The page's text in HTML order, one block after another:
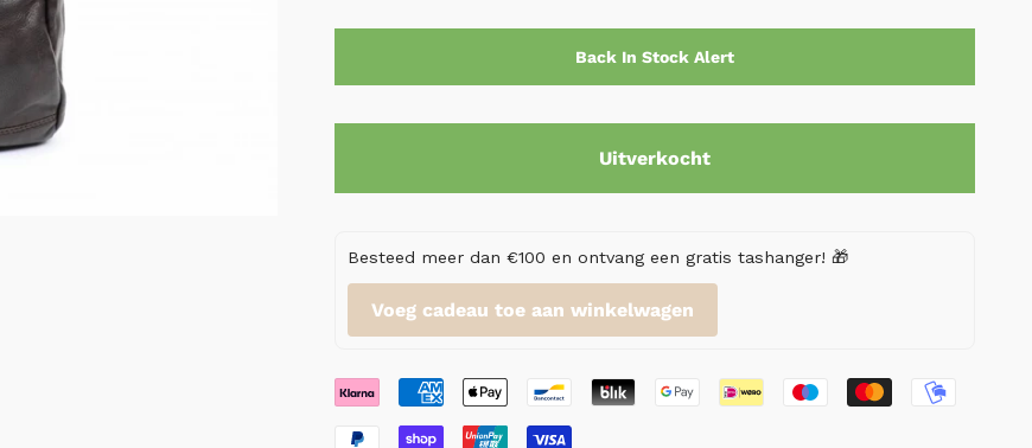
Back In Stock Alert
Uitverkocht
Besteed meer dan €100 en ontvang een gratis tashanger! 🎁
Voeg cadeau toe aan winkelwagen